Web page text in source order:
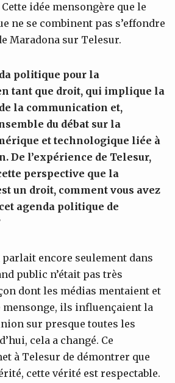
idée mensongère que le
ne se combinent pas s’effondre
Maradona sur Telesur.
politique pour la
tant que droit, qui implique la
la communication et,
du débat sur la
et technologique liée à
De l’expérience de Telesur,
perspective que la
un droit, comment vous avez
agenda politique de
parlait encore seulement dans
public n’était pas très
dont les médias mentaient et
mensonge, ils influençaient la
sur presque toutes les
cela a changé. Ce
à Telesur de démontrer que
cette vérité est respectable.